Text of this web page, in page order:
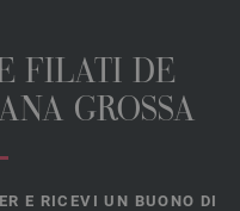
FILATI DE
GROSSA
E RICEVI UN BUONO DI